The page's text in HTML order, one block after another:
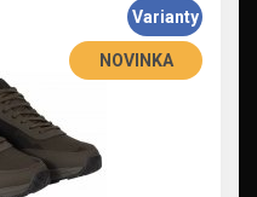
NOVINKA
Varianty